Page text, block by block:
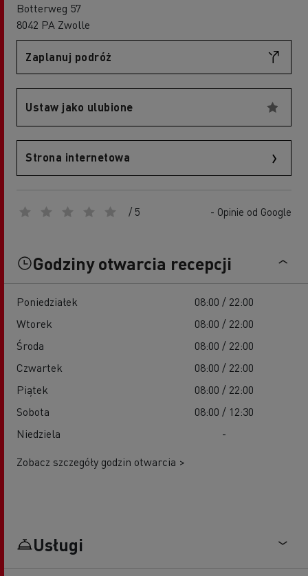
Botterweg 57
8042 PA Zwolle
Zaplanuj podróż
Ustaw jako ulubione
Strona internetowa
/ 5 - Opinie od Google
Godziny otwarcia recepcji
Poniedziałek
08:00 / 22:00
Wtorek
08:00 / 22:00
Środa
08:00 / 22:00
Czwartek
08:00 / 22:00
Piątek
08:00 / 22:00
Sobota
08:00 / 12:30
Niedziela
-
Zobacz szczegóły godzin otwarcia >
Usługi